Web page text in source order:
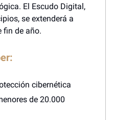
El Escudo Digital,
se extenderá a
fin de año.
cibernética
de 20.000